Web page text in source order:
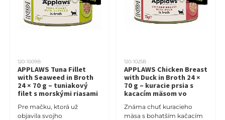
120-1009B
APPLAWS Tuna Fillet
with Seaweed in Broth
24 × 70 g – tuniakový
filet s morskými riasami
vo vývare pre macky
Pre mačku, ktorá už
objavila svojho
120-1025B
APPLAWS Chicken Breast
with Duck in Broth 24 ×
70 g – kuracie prsia s
kacacím mäsom vo
vývare pre macky
Známa chuť kuracieho
mäsa s bohatším kačacím